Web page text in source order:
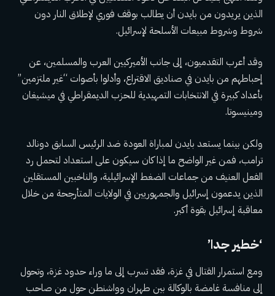
الذين يريدون من بايدن أن يطالب بوقف فوري لإطلاق النار دون
شروط وشروط مبيعات الأسلحة لإسرائيل.
وقد أعرب التقدميون، إلى جانب الأميركيين العرب والمسلمين، عن
إحباطهم من بايدن في صناديق الاقتراع، وأدلوا بأصوات “غير ملتزمين”
بأعداد كبيرة في الانتخابات التمهيدية للحزب الديمقراطي في ميشيغان
ومينيسوتا.
ولكن بينما يستعد بايدن لمباراة العودة ضد الرئيس السابق دونالد
ترامب، فمن غير الواضح ما إذا كان سيكون على استعداد لتحمل رد
الفعل العنيف من جماعات الضغط الإسرائيلية، والناخبين المستقلين
الذين يدعمون إسرائيل والجمهوريين في الولايات المتأرجحة من خلال
معاقبة إسرائيل بقوة أكبر.
‘خطير جدا’
ومع استمرار القتال في غزة، فقد تسرب إلى ما وراء حدود غزة، وتحول
إلى منافسة غامضة بالوكالة بين طهران وواشنطن حول من صاحب